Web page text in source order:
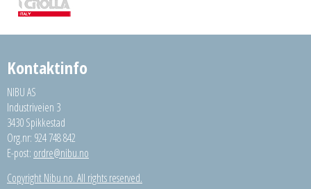
Kontaktinfo
NIBU AS
Industriveien 3
3430 Spikkestad
Org.nr: 924 748 842
E-post: ordre@nibu.no
Copyright Nibu.no. All rights reserved.